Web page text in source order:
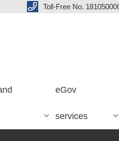
Toll-Free No.
eGov
services